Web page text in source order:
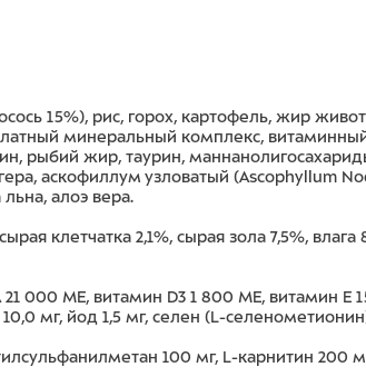
15%), рис, горох, картофель, жир
минеральный комплекс, витаминный
рыбий жир, таурин,
аскофиллум узловатый (Ascophyllum
алоэ вера.
клетчатка 2,1%, сырая зола 7,5%,
000 МЕ, витамин D3 1 800 МЕ, витамин Е
мг, йод 1,5 мг, селен (L-
100 мг, L-карнитин 200